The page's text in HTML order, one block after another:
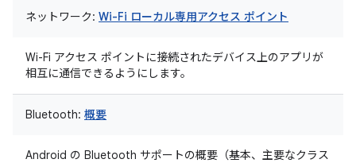
ネットワーク: Wi-Fi ローカル専用アクセス ポイント
Wi-Fi アクセス ポイントに接続されたデバイス上のアプリが
相互に通信できるようにします。
Bluetooth: 概要
Android の Bluetooth サポートの概要（基本、主要なクラス